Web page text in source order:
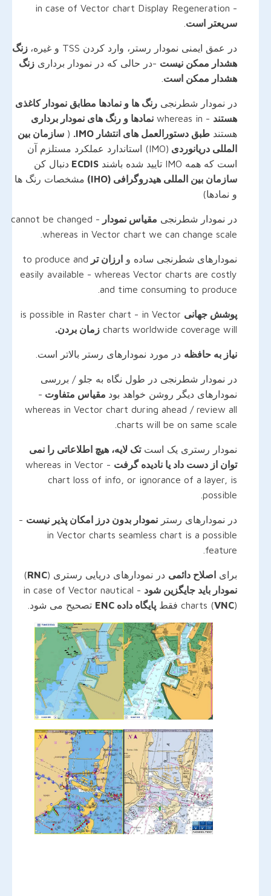
- in case of Vector chart Display Regeneration
سریعتر است
در عمق ایمنی نمودار رستر، وارد کردن TSS و غیره،
زنگ
هشدار ممکن نیست -در حالی که در نمودار برداری زنگ
هشدار ممکن است
در نمودار شطرنجی رنگ ها و نمادها مطابق نمودار کاغذی
هستند - whereas in
نمادها و رنگ های نمودار برداری
هستند طبق دستورالعمل های انتشار IMO. ( سازمان بین
المللی دریانوردی
(IMO) استاندارد عملکرد مستلزم آن
است که همه IMO تایید شده باشند
ECDIS دنبال کن
سازمان بین المللی هیدروگرافی (IHO)
مشخصات رنگ ها
و نمادها)
در نمودار شطرنجی مقیاس نمودار cannot be changed -
whereas in Vector chart we can change scale.
نمودارهای شطرنجی ساده و ارزان تر to produce and
easily available - whereas Vector charts are costly
and time consuming to produce.
پوشش جهانی is possible in Raster chart - in Vector
charts worldwide coverage will زمان بردن.
نیاز به حافظه در مورد نمودارهای رستر بالاتر است.
در نمودار شطرنجی در طول نگاه به جلو / بررسی
نمودارهای دیگر روشن خواهد بود مقیاس متفاوت -
whereas in Vector chart during ahead / review all
charts will be on same scale.
نمودار رستری یک استتک لایه، هیچ اطلاعاتی را نمی
توان از دست داد یا نادیده گرفت
- whereas in Vector
chart loss of info, or ignorance of a layer, is
possible.
در نمودارهای رستر نمودار بدون درز امکان پذیر نیست -
in Vector charts seamless chart is a possible
feature.
برای اصلاح دائمی در نمودارهای دریایی رستری (RNC
)
نمودار باید جایگزین شود
- in case of Vector nautical
charts (VNC) فقط پایگاه داده ENC تصحیح می شود.